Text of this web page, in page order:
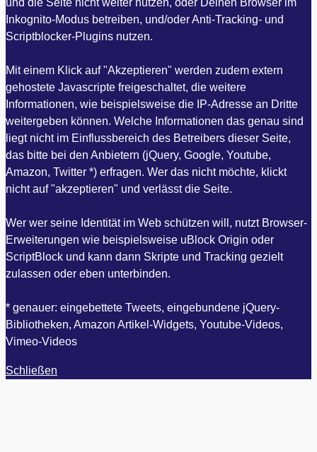
Inkognito-Modus betreiben, und/oder Anti-Tracking- und
Scriptblocker-Plugins nutzen.
Mit einem Klick auf "Akzeptieren" werden zudem extern
gehostete Javascripte freigeschaltet, die weitere
Informationen, wie beispielsweise die IP-Adresse an Dritte
weitergeben können. Welche Informationen das genau sind
liegt nicht im Einflussbereich des Betreibers dieser Seite,
das bitte bei den Anbietern (jQuery, Google, Youtube,
Amazon, Twitter *) erfragen. Wer das nicht möchte, klickt
nicht auf "akzeptieren" und verlässt die Seite.
Wer wer seine Identität im Web schützen will, nutzt Browser-
Erweiterungen wie beispielsweise uBlock Origin oder
ScriptBlock und kann dann Skripte und Tracking gezielt
zulassen oder eben unterbinden.
* genauer: eingebettete Tweets, eingebundene jQuery-
Bibliotheken, Amazon Artikel-Widgets, Youtube-Videos,
Vimeo-Videos
Schließen